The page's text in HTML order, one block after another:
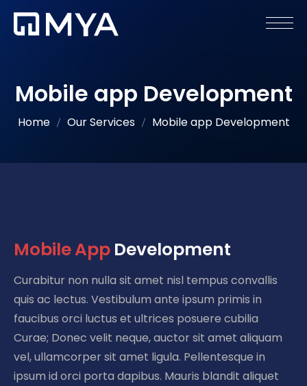
Mobile app Development
Home Our Services Mobile app Development
MobileApp Development
Curabitur non nulla sit amet nisl tempus convallis
quis ac lectus. Vestibulum ante ipsum primis in
faucibus orci luctus et ultrices posuere cubilia
Curae; Donec velit neque, auctor sit amet aliquam
vel, ullamcorper sit amet ligula. Pellentesque in
ipsum id orci porta dapibus. Mauris blandit aliquet